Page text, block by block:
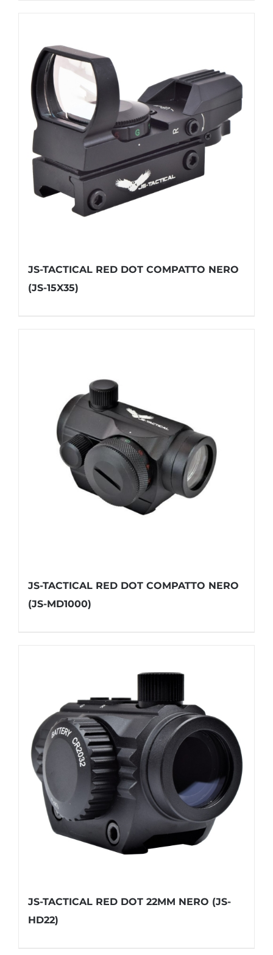
JS-TACTICAL RED DOT COMPATTO NERO
(JS-15X35)
JS-TACTICAL RED DOT COMPATTO NERO
(JS-MD1000)
JS-TACTICAL RED DOT 22MM NERO (JS-
HD22)